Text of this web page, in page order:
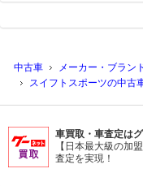
中古車 メーカー・ブラン
スイフトスポーツの中古
車買取・車査定は
【日本最大級の加
査定を実現！